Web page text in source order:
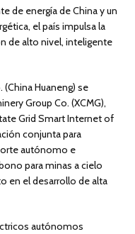
de energía de China y un
el país impulsa la
de alto nivel, inteligente
(China Huaneng) se
Group Co. (XCMG),
Grid Smart Internet of
conjunta para
autónomo e
para minas a cielo
en el desarrollo de alta
autónomos